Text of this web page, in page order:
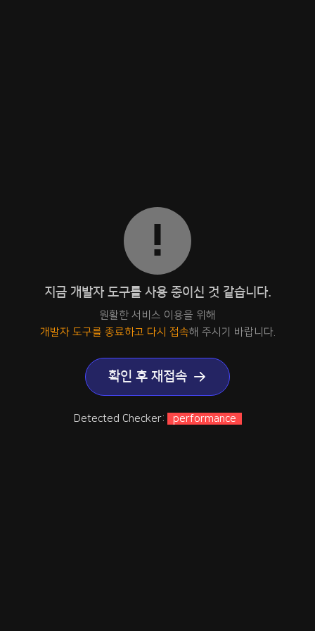
지금 개발자 도구를 사용 중이신 것 같습니다.
원활한 서비스 이용을 위해
개발자 도구를 종료하고 다시 접속해 주시기 바랍니다.
확인 후 재접속
Detected Checker: performance